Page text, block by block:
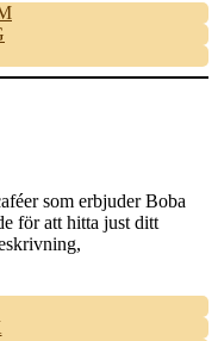
som erbjuder Boba
för att hitta just ditt